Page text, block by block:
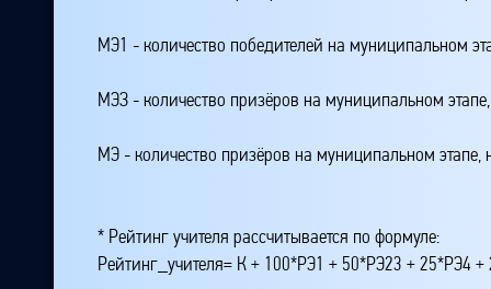
МЭ1 - количество победителей на муниципальном
МЭЗ - количество призёров на муниципальном
МЭ - количество призёров на муниципальном
* Рейтинг учителя рассчитывается по формуле:
Рейтинг_учителя= К + 100*РЭ1 + 50*РЭ23 +